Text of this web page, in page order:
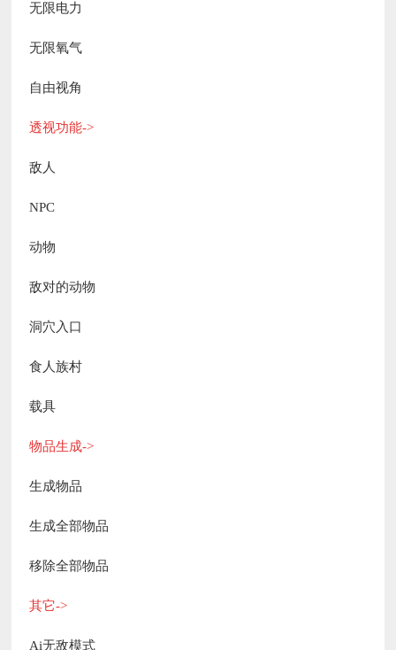
无限电力
无限氧气
自由视角
透视功能->
敌人
NPC
动物
敌对的动物
洞穴入口
食人族村
载具
物品生成->
生成物品
生成全部物品
移除全部物品
其它->
Ai无敌模式